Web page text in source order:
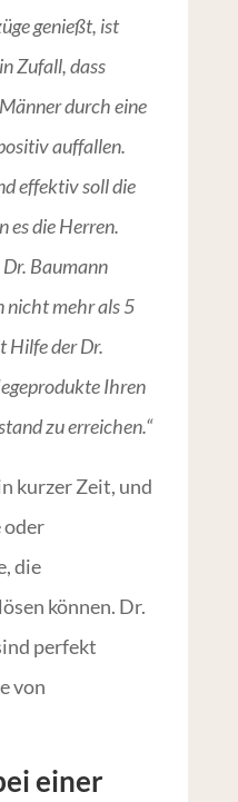
genießt, ist
Zufall, dass
durch eine
auffallen.
effektiv soll die
es die Herren.
Baumann
nicht mehr als 5
Hilfe der Dr.
Ihren
zu erreichen.“
kurzer Zeit, und
oder
die
können. Dr.
perfekt
von
einer